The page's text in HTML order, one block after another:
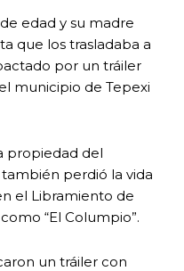
edad y su madre
que los trasladaba a
por un tráiler
municipio de Tepexi
propiedad del
perdió la vida
el Libramiento de
“El Columpio”.
un tráiler con